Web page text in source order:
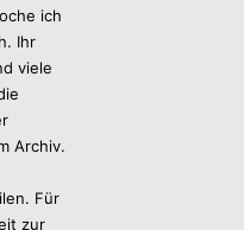
ich
Ihr
viele
Archiv.
Für
zur